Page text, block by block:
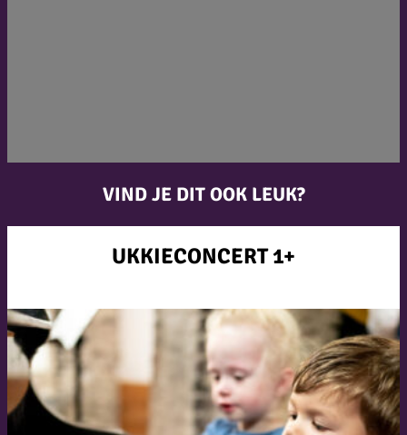
VIND JE DIT OOK LEUK?
UKKIECONCERT 1+